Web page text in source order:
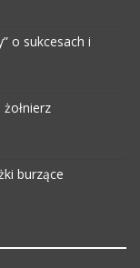
o sukcesach i
burzące